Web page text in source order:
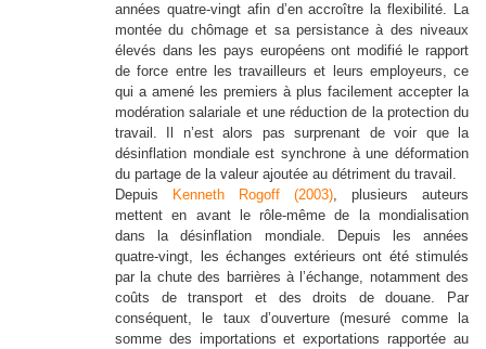
années quatre-vingt afin d’en accroître la flexibilité. La
montée du chômage et sa persistance à des niveaux
élevés dans les pays européens ont modifié le rapport
de force entre les travailleurs et leurs employeurs, ce
qui a amené les premiers à plus facilement accepter la
modération salariale et une réduction de la protection du
travail. Il n’est alors pas surprenant de voir que la
désinflation mondiale est synchrone à une déformation
du partage de la valeur ajoutée au détriment du travail.
Depuis
Kenneth Rogoff (2003), plusieurs auteurs
mettent en avant le rôle-même de la mondialisation
dans la désinflation mondiale. Depuis les années
quatre-vingt, les échanges extérieurs ont été stimulés
par la chute des barrières à l’échange, notamment des
coûts de transport et des droits de douane. Par
conséquent, le taux d’ouverture (mesuré comme la
somme des importations et exportations rapportée au